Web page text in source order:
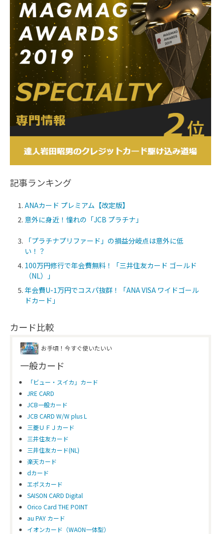
記事ランキング
ANAカード プレミアム【改定版】
意外に身近！憧れの「JCB プラチナ」
「プラチナプリファード」の損益分岐点は意外に低
い！？
100万円修行で年会費無料！「三井住友カード ゴールド
（NL）」
年会費U-1万円でコスパ抜群！「ANA VISA ワイドゴール
ドカード」
カード比較
お手頃！今すぐ使いたいい
一般カード
「ビュー・スイカ」カード
JRE CARD
JCB一般カード
JCB CARD W/W plus L
三菱ＵＦＪカード
三井住友カード
三井住友カード(NL)
楽天カード
dカード
エポスカード
SAISON CARD Digital
Orico Card THE POINT
au PAY カード
イオンカード（WAON一体型）